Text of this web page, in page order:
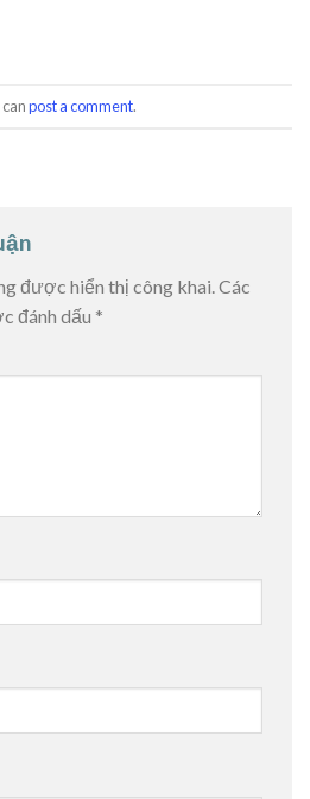
post a comment.
được hiển thị công khai.Các
đánh dấu *